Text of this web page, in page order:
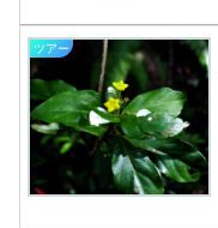
ツアー